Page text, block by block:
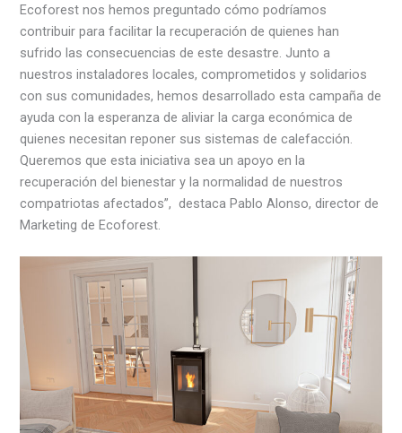
Ecoforest nos hemos preguntado cómo podríamos
contribuir para facilitar la recuperación de quienes han
sufrido las consecuencias de este desastre. Junto a
nuestros instaladores locales, comprometidos y solidarios
con sus comunidades, hemos desarrollado esta campaña de
ayuda con la esperanza de aliviar la carga económica de
quienes necesitan reponer sus sistemas de calefacción.
Queremos que esta iniciativa sea un apoyo en la
recuperación del bienestar y la normalidad de nuestros
compatriotas afectados”, destaca Pablo Alonso, director de
Marketing de Ecoforest.